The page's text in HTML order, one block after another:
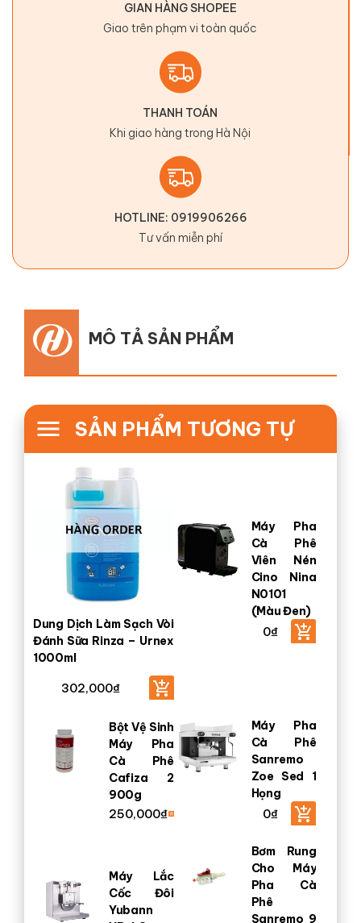
GIAN HÀNG SHOPEE
Giao trên phạm vi toàn quốc
THANH TOÁN
Khi giao hàng trong Hà Nội
HOTLINE: 0919906266
Tư vấn miễn phí
MÔ TẢ SẢN PHẨM
SẢN PHẨM TƯƠNG TỰ
Dung Dịch Làm Sạch Vòi
Đánh Sữa Rinza – Urnex
1000ml
302,000₫
Máy Pha
Cà Phê
Viên Nén
Cino Nina
N0101
(Màu Đen)
0₫
Bột Vệ Sinh
Máy Pha
Cà Phê
Cafiza 2
900g
250,000₫
Máy Pha
Cà Phê
Sanremo
Zoe Sed 1
Họng
0₫
Máy Lắc
Cốc Đôi
Yubann
Bơm Rung
Cho Máy
Pha Cà
Phê
Sanremo 9